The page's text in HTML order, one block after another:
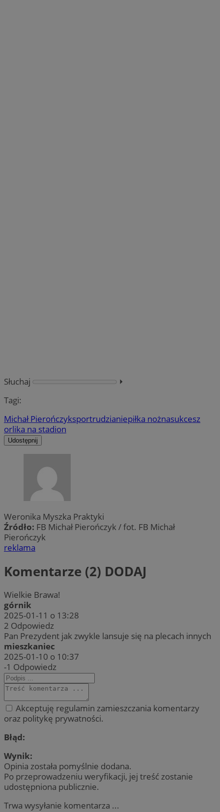
Słuchaj
⏵︎
Tagi:
Michał Pierończyksportrudzianiepiłka nożnasukcesz
orlika na stadion
Udostępnij
Weronika Myszka Praktyki
Źródło: FB Michał Pierończyk / fot. FB Michał
Pierończyk
reklama
Komentarze (2) DODAJ
Wielkie Brawa!
górnik
2025-01-11 o 13:28
2 Odpowiedz
Pan Prezydent jak zwykle lansuje się na plecach innych
mieszkaniec
2025-01-10 o 10:37
-1 Odpowiedz
Akceptuję regulamin zamieszczania komentarzy
oraz politykę prywatności.
Błąd:
Wynik:
Opinia została pomyślnie dodana.
Po przeprowadzeniu weryfikacji, jej treść zostanie
udostępniona publicznie.
Trwa wysyłanie komentarza ...